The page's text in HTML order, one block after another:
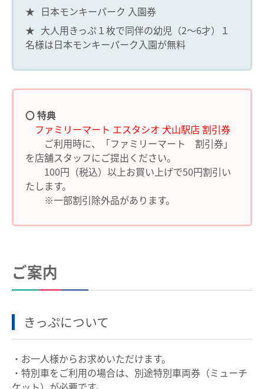
★ 日本モンキーパーク 入園券
★ 大人用きっぷ１枚で同伴の幼児（2～6才）１
名様は日本モンキーパーク入園が無料
〇 特典
ファミリーマート エスタシオ 犬山駅店 割引券
ご利用時に、「ファミリーマート 割引券」
を店舗スタッフにご提出ください。
100円（税込）以上お買い上げで50円割引い
たします。
※一部割引除外品があります。
ご案内
きっぷについて
・お一人様からお求めいただけます。
・特別車をご利用の場合は、別途特別車両券（ミューチ